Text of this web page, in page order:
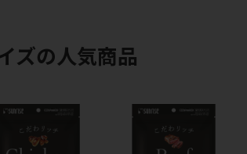
ズの人気商品